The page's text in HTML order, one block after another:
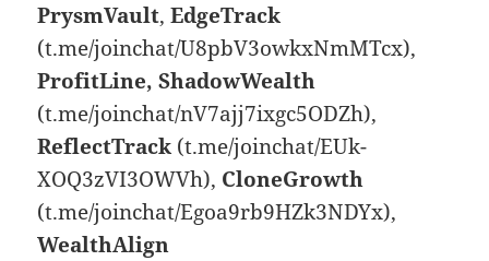
PrysmVault,EdgeTrack
(t.me/joinchat/U8pbV3owkxNmMTcx),
ProfitLine, ShadowWealth
(t.me/joinchat/nV7ajj7ixgc5ODZh),
ReflectTrack (t.me/joinchat/EUk-
XOQ3zVI3OWVh), CloneGrowth
(t.me/joinchat/Egoa9rb9HZk3NDYx),
WealthAlign